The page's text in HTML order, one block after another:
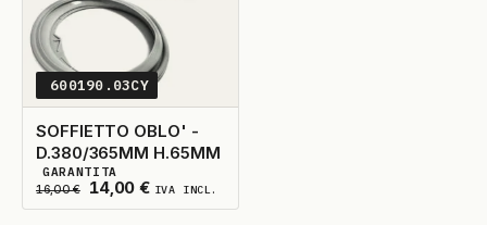
600190.03CY
SOFFIETTO OBLO' -
D.380/365MM H.65MM
16,00€ Il prezzo originale era: 16,00 €.
14,00 €Il prezzo attuale è: 14,00 €.
IVA INCL.
3DISPONIBILI
GARANTITA